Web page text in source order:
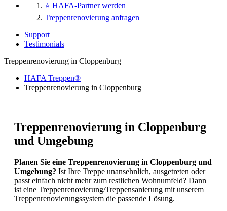
⭐ HAFA-Partner werden
Treppenrenovierung anfragen
Support
Testimonials
Treppenrenovierung in Cloppenburg
HAFA Treppen®
Treppenrenovierung in Cloppenburg
Treppenrenovierung in Cloppenburg
und Umgebung
Planen Sie eine Treppenrenovierung in Cloppenburg und
Umgebung? Ist Ihre Treppe unansehnlich, ausgetreten oder
passt einfach nicht mehr zum restlichen Wohnumfeld? Dann
ist eine Treppenrenovierung/Treppensanierung mit unserem
Treppenrenovierungssystem die passende Lösung.